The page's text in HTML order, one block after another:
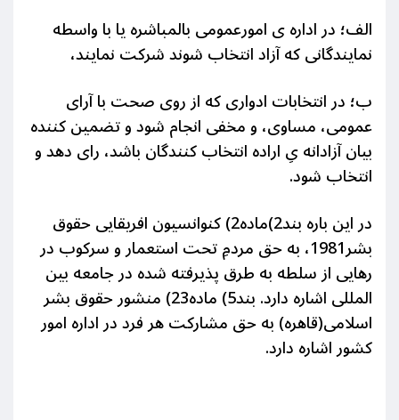
الف؛ در اداره ی امورعمومی بالمباشره یا با واسطه
نمایندگانی که آزاد انتخاب شوند شرکت نمایند،
ب؛ در انتخابات ادواری که از روی صحت با آرای
عمومی، مساوی، و مخفی انجام شود وتضمین کننده
بیان آزادانه یِ اراده انتخاب کنندگان باشد، رای دهد و
انتخاب شود.
در این باره بند2)ماده2) کنوانسیون افریقایی حقوق
بشر1981، به حق مردمِ تحت استعمار و سرکوب در
رهایی از سلطه به طرق پذیرفته شده در جامعه بین
المللی اشاره دارد. بند5) ماده23) منشور حقوق بشر
اسلامی(قاهره) به حق مشارکت هر فرد در اداره امور
کشور اشاره دارد.